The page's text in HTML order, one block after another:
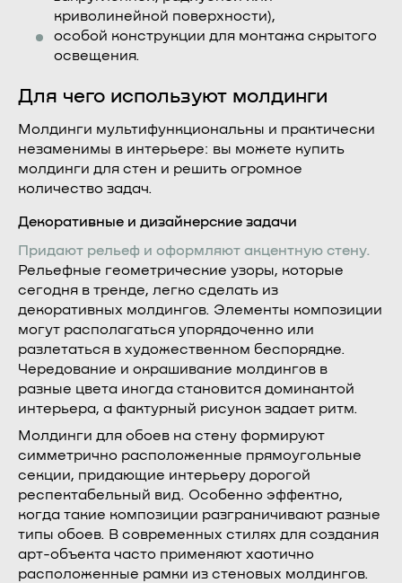
криволинейной поверхности),
особой конструкции для монтажа скрытого
освещения.
Для чего используют молдинги
Молдинги мультифункциональны и практически
незаменимы в интерьере: вы можете купить
молдинги для стен и решить огромное
количество задач.
Декоративные и дизайнерские задачи
Придают рельеф и оформляют акцентную стену.
Рельефные геометрические узоры, которые
сегодня в тренде, легко сделать из
декоративных молдингов. Элементы композиции
могут располагаться упорядоченно или
разлетаться в художественном беспорядке.
Чередование и окрашивание молдингов в
разные цвета иногда становится доминантой
интерьера, а фактурный рисунок задает ритм.
Молдинги для обоев на стену формируют
симметрично расположенные прямоугольные
секции, придающие интерьеру дорогой
респектабельный вид. Особенно эффектно,
когда такие композиции разграничивают разные
типы обоев. В современных стилях для создания
арт-объекта часто применяют хаотично
расположенные рамки из стеновых молдингов.